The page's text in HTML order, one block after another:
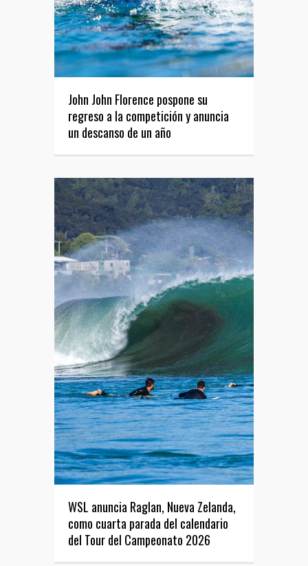
John John Florence pospone su
regreso a la competición y anuncia
un descanso de un año
WSL anuncia Raglan, Nueva Zelanda,
como cuarta parada del calendario
del Tour del Campeonato 2026